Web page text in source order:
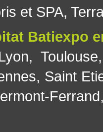
et SPA,
Batiexpo
, Toulouse
, Saint
Ferrand